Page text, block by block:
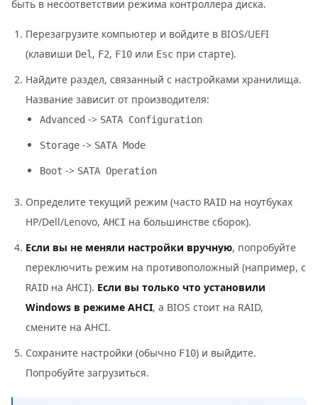
быть в несоответствии режима контроллера диска.
Перезагрузите компьютер и войдите в BIOS/UEFI
(клавиши Del , F2, F10 или Esc при старте).
Найдите раздел, связанный с настройками хранилища.
Название зависит от производителя:
Advanced -> SATA Configuration
Storage -> SATA Mode
Boot -> SATA Operation
Определите текущий режим (часто RAID на ноутбуках
HP/Dell/Lenovo, AHCI на большинстве сборок).
Если вы не меняли настройки вручную, попробуйте
переключить режим на противоположный (например, с
RAID на AHCI). Если вы только что установили
Windows в режиме AHCI, а BIOS стоит на RAID,
смените на AHCI.
Сохраните настройки (обычно F10) и выйдите.
Попробуйте загрузиться.